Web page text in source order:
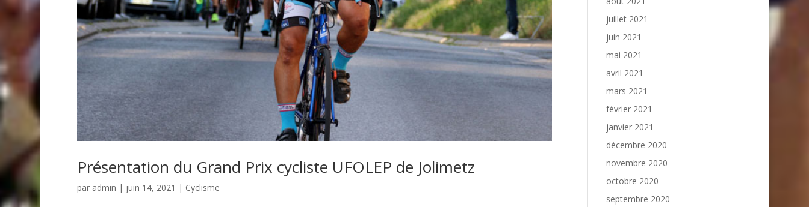
Présentation du Grand Prix cycliste UFOLEP de Jolimetz
par admin | juin 14, 2021 | Cyclisme
juillet 2021
juin 2021
mai 2021
avril 2021
mars 2021
février 2021
janvier 2021
décembre 2020
novembre 2020
octobre 2020
septembre 2020